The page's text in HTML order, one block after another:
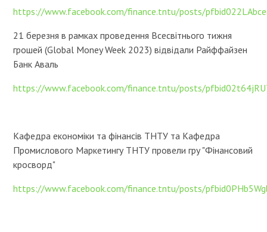
https://www.facebook.com/finance.tntu/posts/
21 березня в рамках проведення Всесвітнього тижня
грошей (Global Money Week 2023) відвідали Райффайзен
Банк Аваль
https://www.facebook.com/finance.tntu/posts/
Кафедра економіки та фінансів ТНТУ та Кафедра
Промислового Маркетингу ТНТУ провели гру "Фінансовий
кросворд"
https://www.facebook.com/finance.tntu/posts/